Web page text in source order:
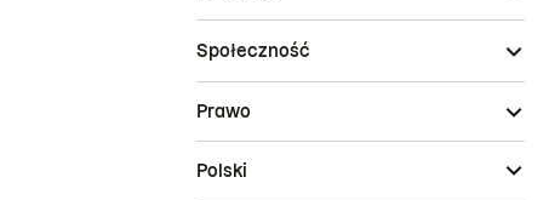
Społeczność
Prawo
Polski